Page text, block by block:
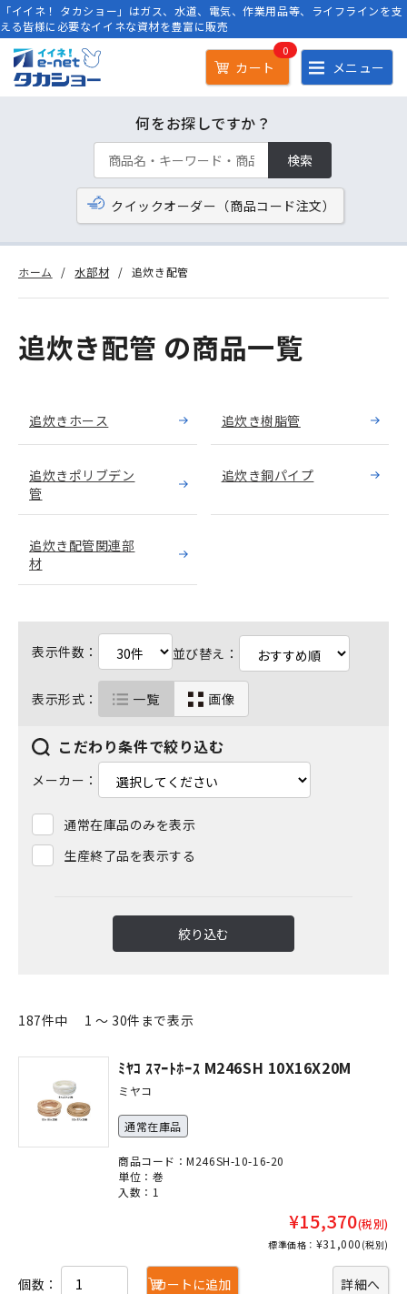
「イイネ！ タカショー」はガス、水道、電気、作業用品等、ライフラインを支
える皆様に必要なイイネな資材を豊富に販売
カート
0
メニュー
何をお探しですか？
検索
クイックオーダー（商品コード注文）
ホーム 水部材 追炊き配管
追炊き配管 の商品一覧
追炊きホース 追炊き樹脂管
追炊きポリブデン
管
追炊き銅パイプ
追炊き配管関連部
材
表示件数： 並び替え：
表示形式： 一覧 画像
こだわり条件で絞り込む
メーカー：
通常在庫品のみを表示
生産終了品を表示する
絞り込む
187件中 1 ～ 30件まで表示
ﾐﾔｺ ｽﾏｰﾄﾎｰｽ M246SH 10X16X20M
ミヤコ
通常在庫品
商品コード：M246SH-10-16-20
単位：巻
入数：1
¥15,370(税別)
標準価格： ¥31,000 (税別)
詳細へ
個数： カートに追加